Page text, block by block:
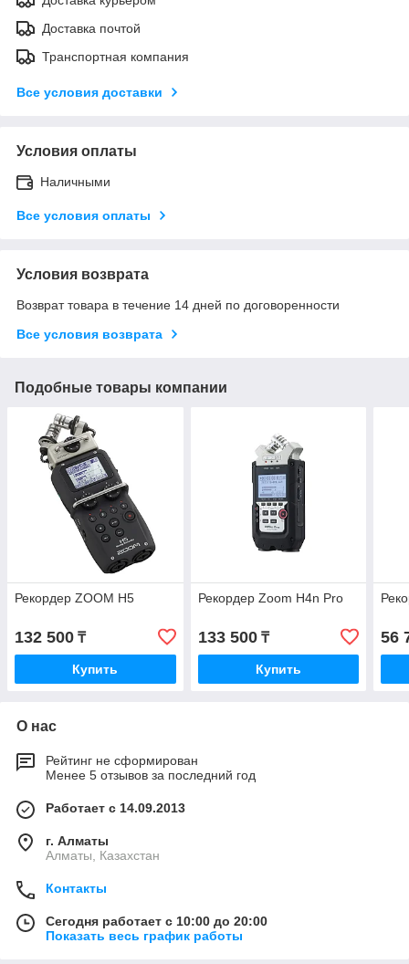
Доставка почтой
Транспортная компания
Все условия доставки
Условия оплаты
Наличными
Все условия оплаты
Условия возврата
Возврат товара в течение 14 дней по договоренности
Все условия возврата
Подобные товары компании
Рекордер ZOOM H5
132 500 ₸
Купить
Рекордер Zoom H4n Pro
133 500₸
Купить
56
О нас
Рейтинг не сформирован
Менее 5 отзывов за последний год
Работает с 14.09.2013
г. Алматы
Алматы, Казахстан
Контакты
Сегодня работает с 10:00 до 20:00
Показать весь график работы